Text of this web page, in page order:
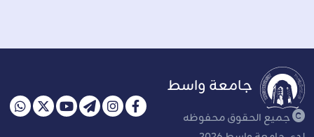
جامعة واسط
جميع الحقوق محفوظه